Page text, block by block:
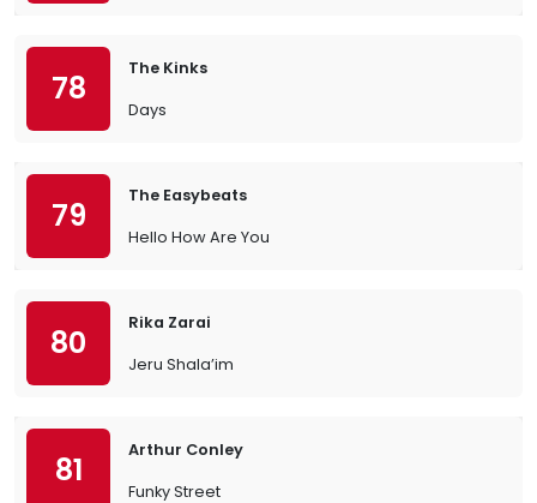
78
The Kinks
Days
79
The Easybeats
Hello How Are You
80
Rika Zarai
Jeru Shala’im
81
Arthur Conley
Funky Street